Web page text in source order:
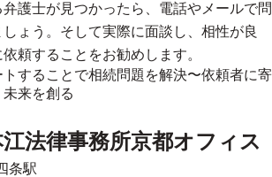
護士が見つかったら、電話やメールで問
ょう。そして実際に面談し、相性が良
頼することをお勧めします。
することで相続問題を解決〜依頼者に寄
来を創る
法律事務所京都オフィス
条駅